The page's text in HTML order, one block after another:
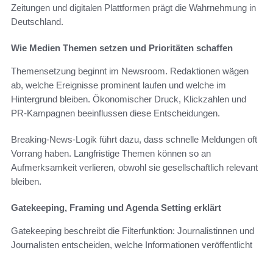
Zeitungen und digitalen Plattformen prägt die Wahrnehmung in
Deutschland.
Wie Medien Themen setzen und Prioritäten schaffen
Themensetzung beginnt im Newsroom. Redaktionen wägen
ab, welche Ereignisse prominent laufen und welche im
Hintergrund bleiben. Ökonomischer Druck, Klickzahlen und
PR-Kampagnen beeinflussen diese Entscheidungen.
Breaking-News-Logik führt dazu, dass schnelle Meldungen oft
Vorrang haben. Langfristige Themen können so an
Aufmerksamkeit verlieren, obwohl sie gesellschaftlich relevant
bleiben.
Gatekeeping, Framing und Agenda Setting erklärt
Gatekeeping beschreibt die Filterfunktion: Journalistinnen und
Journalisten entscheiden, welche Informationen veröffentlicht